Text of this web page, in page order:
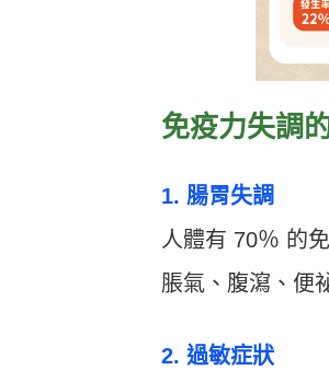
免疫力失調
1. 腸胃失調
人體有 70％ 的
脹氣、腹瀉、便
2. 過敏症狀